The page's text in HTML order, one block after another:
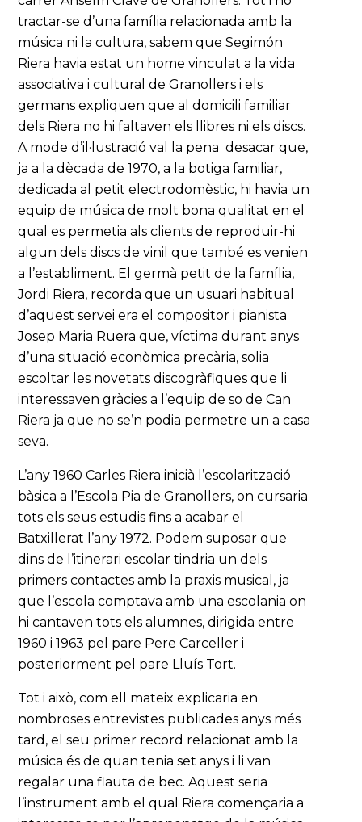
tractar-se d’una família relacionada amb la
música ni la cultura, sabem que Segimón
Riera havia estat un home vinculat a la vida
associativa i cultural de Granollers i els
germans expliquen que al domicili familiar
dels Riera no hi faltaven els llibres ni els discs.
A mode d’il·lustració val la pena desacar que,
ja a la dècada de 1970, a la botiga familiar,
dedicada al petit electrodomèstic, hi havia un
equip de música de molt bona qualitat en el
qual es permetia als clients de reproduir-hi
algun dels discs de vinil que també es venien
a l’establiment. El germà petit de la família,
Jordi Riera, recorda que un usuari habitual
d’aquest servei era el compositor i pianista
Josep Maria Ruera que, víctima durant anys
d’una situació econòmica precària, solia
escoltar les novetats discogràfiques que li
interessaven gràcies a l’equip de so de Can
Riera ja que no se’n podia permetre un a casa
seva.
L’any 1960 Carles Riera inicià l’escolarització
bàsica a l’Escola Pia de Granollers, on cursaria
tots els seus estudis fins a acabar el
Batxillerat l’any 1972. Podem suposar que
dins de l’itinerari escolar tindria un dels
primers contactes amb la praxis musical, ja
que l’escola comptava amb una escolania on
hi cantaven tots els alumnes, dirigida entre
1960 i 1963 pel pare Pere Carceller i
posteriorment pel pare Lluís Tort.
Tot i això, com ell mateix explicaria en
nombroses entrevistes publicades anys més
tard, el seu primer record relacionat amb la
música és de quan tenia set anys i li van
regalar una flauta de bec. Aquest seria
l’instrument amb el qual Riera començaria a